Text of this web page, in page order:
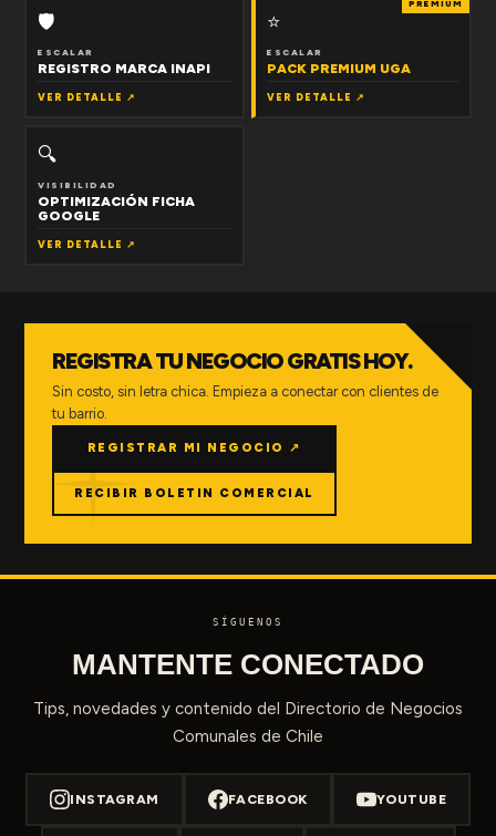
🛡
ESCALAR
REGISTRO MARCA INAPI
VER DETALLE ↗
PREMIUM
⭐
ESCALAR
PACK PREMIUM UGA
VER DETALLE ↗
🔍
VISIBILIDAD
OPTIMIZACIÓN FICHA
GOOGLE
VER DETALLE ↗
REGISTRA TU NEGOCIO GRATIS HOY.
Sin costo, sin letra chica. Empieza a conectar con clientes de
tu barrio.
REGISTRAR MI NEGOCIO ↗
RECIBIR BOLETIN COMERCIAL
SÍGUENOS
MANTENTE CONECTADO
Tips, novedades y contenido del Directorio de Negocios
Comunales de Chile
INSTAGRAM FACEBOOK YOUTUBE